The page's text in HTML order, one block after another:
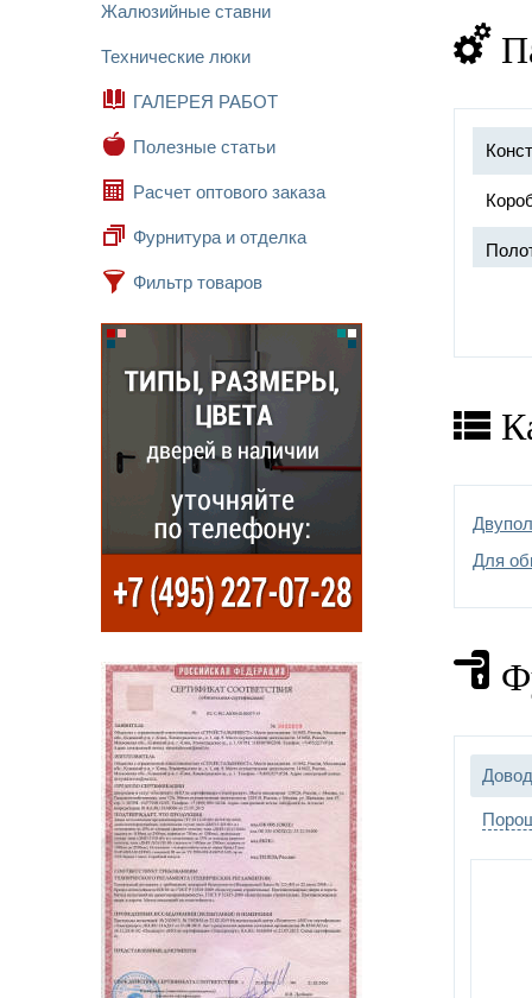
Жалюзийные ставни
Технические люки
ГАЛЕРЕЯ РАБОТ
Полезные статьи
Расчет оптового заказа
Фурнитура и отделка
Фильтр товаров
Для